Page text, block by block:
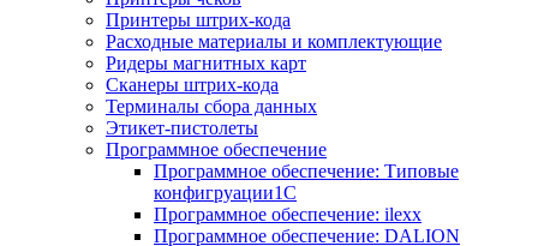
Принтеры штрих-кода
Расходные материалы и комплектующие
Ридеры магнитных карт
Сканеры штрих-кода
Терминалы сбора данных
Этикет-пистолеты
Программное обеспечение
Программное обеспечение: Типовые
конфигруации1С
Программное обеспечение: ilexx
Программное обеспечение: DALION